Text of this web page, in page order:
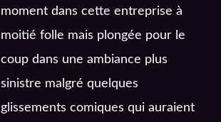
moment dans cette entreprise à
moitié folle mais plongée pour le
coup dans une ambiance plus
sinistre malgré quelques
glissements comiques qui auraient